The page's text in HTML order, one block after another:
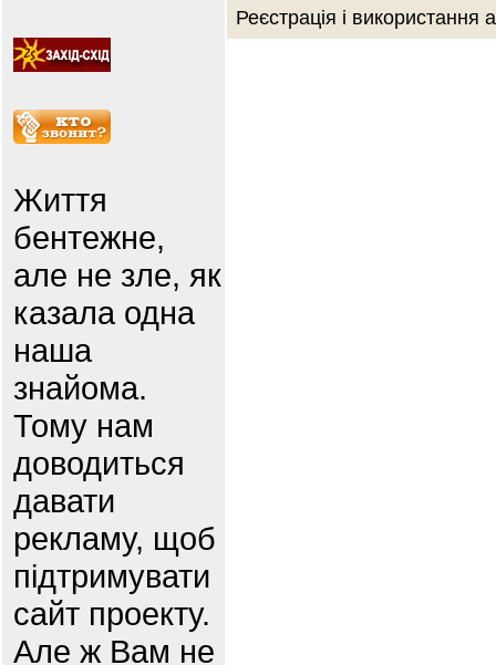
Життя
бентежне,
але не зле, як
казала одна
наша
знайома.
Тому нам
доводиться
давати
рекламу, щоб
підтримувати
сайт проекту.
Але ж Вам не
Реєстрація і використання